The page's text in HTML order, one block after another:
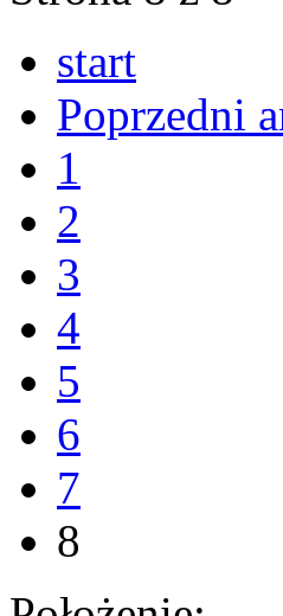
start
Poprzedni
1
2
3
4
5
6
7
8